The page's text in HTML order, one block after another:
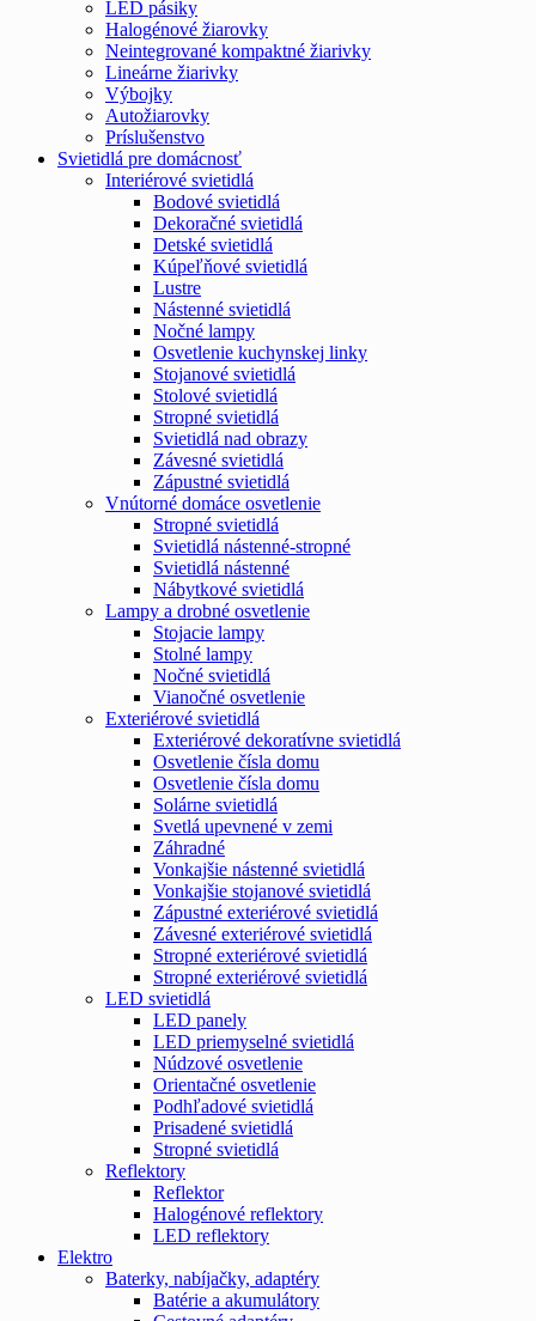
LED pásiky
Halogénové žiarovky
Neintegrované kompaktné žiarivky
Lineárne žiarivky
Výbojky
Autožiarovky
Príslušenstvo
Svietidlá pre domácnosť
Interiérové svietidlá
Bodové svietidlá
Dekoračné svietidlá
Detské svietidlá
Kúpeľňové svietidlá
Lustre
Nástenné svietidlá
Nočné lampy
Osvetlenie kuchynskej linky
Stojanové svietidlá
Stolové svietidlá
Stropné svietidlá
Svietidlá nad obrazy
Závesné svietidlá
Zápustné svietidlá
Vnútorné domáce osvetlenie
Stropné svietidlá
Svietidlá nástenné-stropné
Svietidlá nástenné
Nábytkové svietidlá
Lampy a drobné osvetlenie
Stojacie lampy
Stolné lampy
Nočné svietidlá
Vianočné osvetlenie
Exteriérové svietidlá
Exteriérové dekoratívne svietidlá
Osvetlenie čísla domu
Osvetlenie čísla domu
Solárne svietidlá
Svetlá upevnené v zemi
Záhradné
Vonkajšie nástenné svietidlá
Vonkajšie stojanové svietidlá
Zápustné exteriérové svietidlá
Závesné exteriérové svietidlá
Stropné exteriérové svietidlá
Stropné exteriérové svietidlá
LED svietidlá
LED panely
LED priemyselné svietidlá
Núdzové osvetlenie
Orientačné osvetlenie
Podhľadové svietidlá
Prisadené svietidlá
Stropné svietidlá
Reflektory
Reflektor
Halogénové reflektory
LED reflektory
Elektro
Baterky, nabíjačky, adaptéry
Batérie a akumulátory